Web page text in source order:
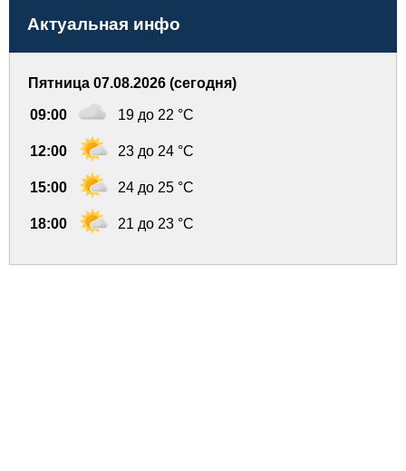
Актуальная инфо
Пятница 07.08.2026 (сегодня)
09:00 19 до 22 °C
12:00 23 до 24 °C
15:00 24 до 25 °C
18:00 21 до 23 °C